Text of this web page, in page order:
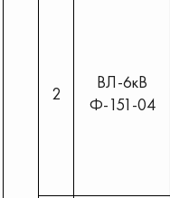
2
ВЛ-6кВ
Ф-151-04